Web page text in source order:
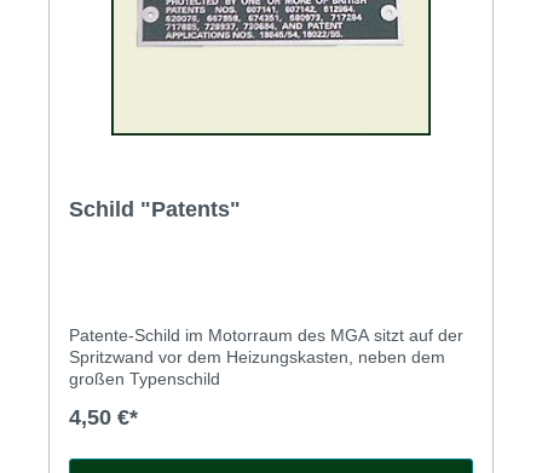
Schild "Patents"
Patente-Schild im Motorraum des MGA sitzt auf der
Spritzwand vor dem Heizungskasten, neben dem
großen Typenschild
4,50 €*